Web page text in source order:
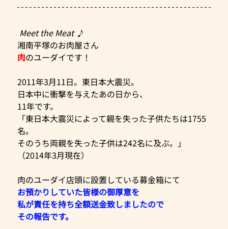
Meet the Meat ♪
湘南平塚のお肉屋さん
肉のユーダイです！
2011年3月11日。東日本大震災。
日本中に衝撃を与えたあの日から、
11年です。
「東日本大震災によって親を失った子供たちは1755
名。
そのうち両親を失った子供は242名に及ぶ。」
（2014年3月現在）
肉のユーダイ店頭に設置している募金箱にて
お預かりしていた皆様の御厚意を
私が責任を持ち全額送金致しましたので
その報告です。